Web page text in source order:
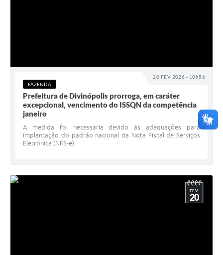
20 FEV 2026 - 10h56
FAZENDA
Prefeitura de Divinópolis prorroga, em caráter
excepcional, vencimento do ISSQN da competência
janeiro
A medida foi necessária devido às adequações para
implantação do padrão nacional da Nota Fiscal de Serviços
Eletrônica (NFS-e)
FEV
20